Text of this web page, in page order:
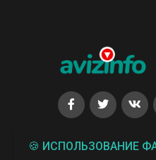
🍪 ИСПОЛЬЗОВАНИЕ